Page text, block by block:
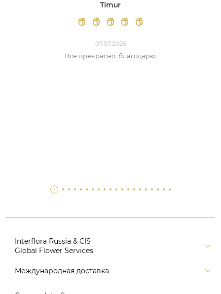
Timur
07.07.2026
Все прекрасно, благодарю.
Interflora Russia & CIS
Global Flower Services
Версия для печати
Международная доставка